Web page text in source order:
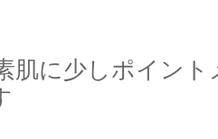
に少しポイント